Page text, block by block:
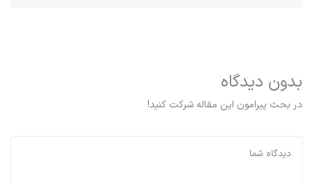
بدون دیدگاه
در بحث‌‌ پیرامون این مقاله شرکت کنید!